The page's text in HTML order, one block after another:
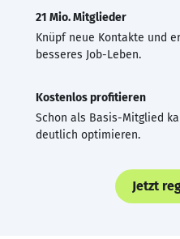
21 Mio. Mitglieder
Knüpf neue Kontakte und
besseres Job-Leben.
Kostenlos profitieren
Schon als Basis-Mitglied
deutlich optimieren.
Jetzt